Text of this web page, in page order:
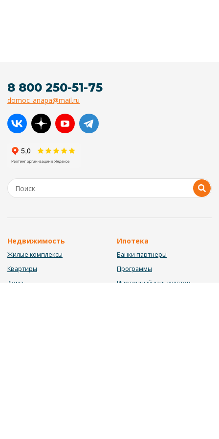
8 800 250-51-75
domoc_anapa@mail.ru
Недвижимость
Жилые комплексы
Квартиры
Дома
Ипотека
Банки партнеры
Программы
Ипотечный калькулятор